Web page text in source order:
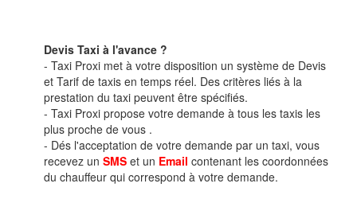
Devis Taxi à l'avance ?
- Taxi Proxi met à votre disposition un système de Devis
et Tarif de taxis en temps réel. Des critères liés à la
prestation du taxi peuvent être spécifiés.
- Taxi Proxi propose votre demande à tous les taxis les
plus proche de vous .
- Dés l'acceptation de votre demande par un taxi, vous
recevez un SMS et un Email contenant les coordonnées
du chauffeur qui correspond à votre demande.